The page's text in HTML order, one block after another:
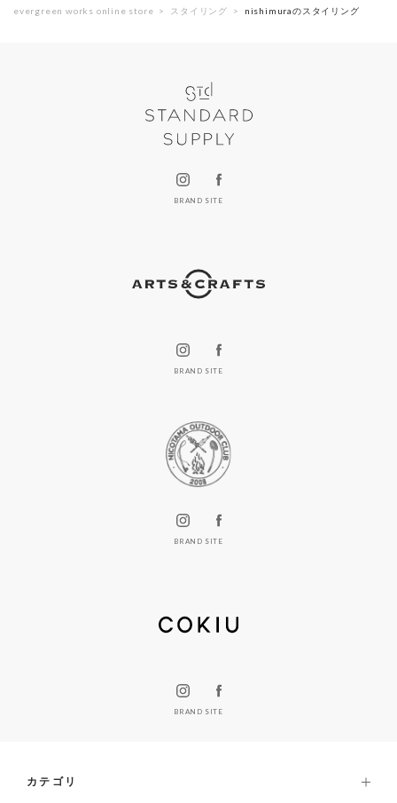
evergreen works online store スタイリング nishimuraのスタイリング
BRAND SITE
BRAND SITE
BRAND SITE
BRAND SITE
カテゴリ